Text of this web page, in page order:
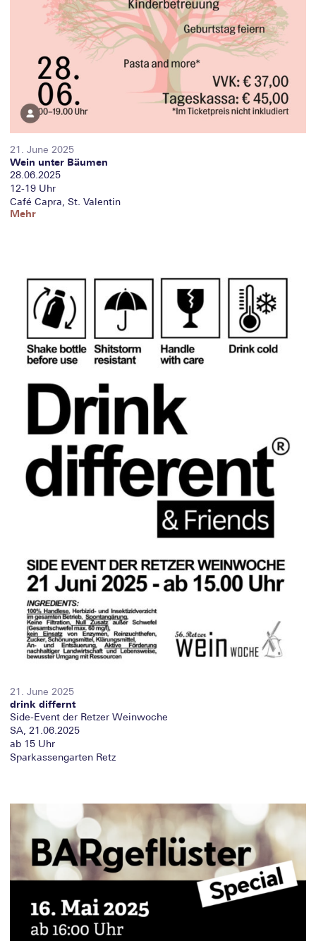
21. June 2025
Wein unter Bäumen
28.06.2025
12-19 Uhr
Café Capra, St. Valentin
Mehr
21. June 2025
drink differnt
Side-Event der Retzer Weinwoche
SA, 21.06.2025
ab 15 Uhr
Sparkassengarten Retz